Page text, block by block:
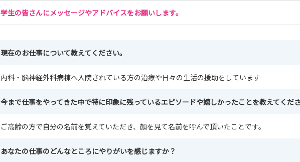
学生の皆さんにメッセージやアドバイスをお願いします。
現在のお仕事について教えてください。
内科・脳神経外科病棟へ入院されている方の治療や日々の生活の援助をしています
今まで仕事をやってきた中で特に印象に残っているエピソードや嬉しかったことを教えてくだ
ご高齢の方で自分の名前を覚えていただき、顔を見て名前を呼んで頂いたことです。
あなたの仕事のどんなところにやりがいを感じますか？